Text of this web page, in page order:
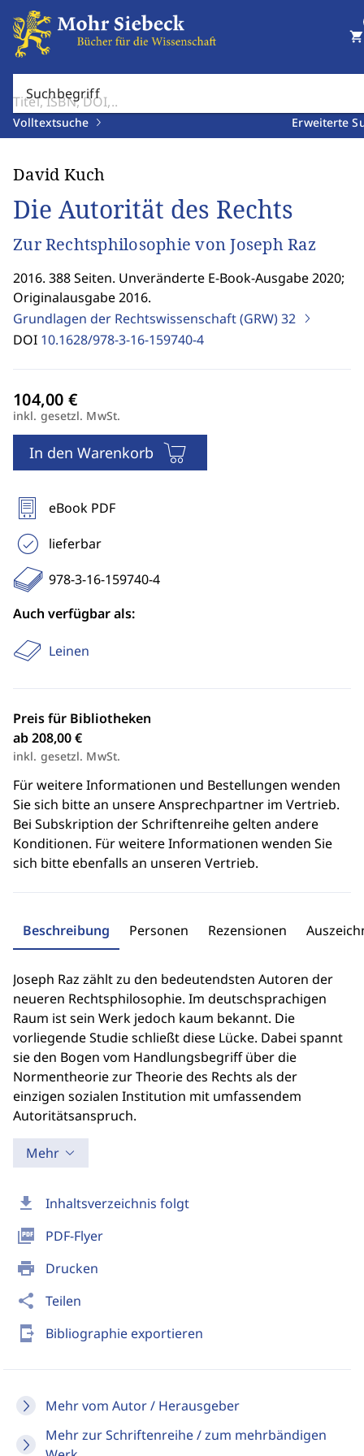
Suchbegriff
Volltextsuche Erweiterte
shopping_cart
download Inhaltsverzeichnis folgt
picture_as_pdf PDF-Flyer
print Drucken
share Teilen
send_to_mobile Bibliographie exportieren
Mehr vom Autor / Herausgeber
Mehr zur Schriftenreihe / zum mehrbändigen
David Kuch
Die Autorität des Rechts
Zur Rechtsphilosophie von Joseph Raz
2016. 388 Seiten. Unveränderte E-Book-Ausgabe 2020;
Originalausgabe 2016.
Grundlagen der Rechtswissenschaft (GRW)32
DOI 10.1628/978-3-16-159740-4
inkl. gesetzl. MwSt.
In den Warenkorb
eBook PDF
lieferbar
978-3-16-159740-4
Auch verfügbar als:
Leinen
Preis für Bibliotheken
ab 208,00 €
inkl. gesetzl. MwSt.
Für weitere Informationen und Bestellungen wenden
Sie sich bitte an unsere Ansprechpartner im Vertrieb.
Bei Subskription der Schriftenreihe gelten andere
Konditionen. Für weitere Informationen wenden Sie
sich bitte ebenfalls an unseren Vertrieb.
Beschreibung Personen Rezensionen
Joseph Raz zählt zu den bedeutendsten Autoren der
neueren Rechtsphilosophie. Im deutschsprachigen
Raum ist sein Werk jedoch kaum bekannt. Die
vorliegende Studie schließt diese Lücke. Dabei spannt
sie den Bogen vom Handlungsbegriff über die
Normentheorie zur Theorie des Rechts als der
einzigen sozialen Institution mit umfassendem
Autoritätsanspruch.
Mehr